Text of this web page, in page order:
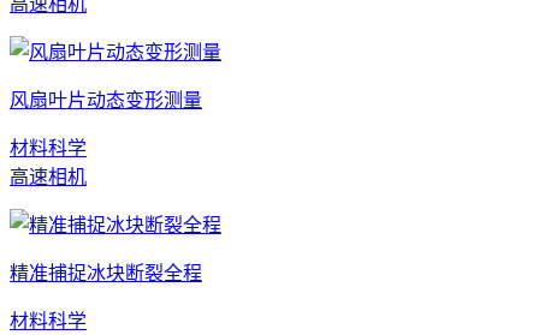
风扇叶片动态变形测量
材料科学
高速相机
精准捕捉冰块断裂全程
材料科学